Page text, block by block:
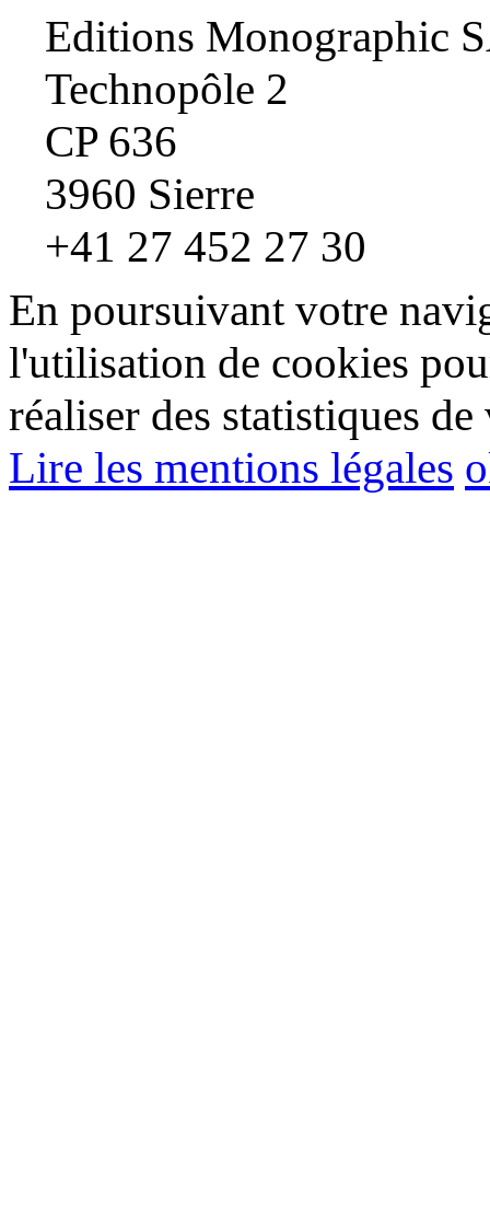
Editions Monographic
Technopôle 2
CP 636
3960 Sierre
+41 27 452 27 30
En poursuivant votre
l'utilisation de cookies
réaliser des statistiques de
Lire les mentions légales